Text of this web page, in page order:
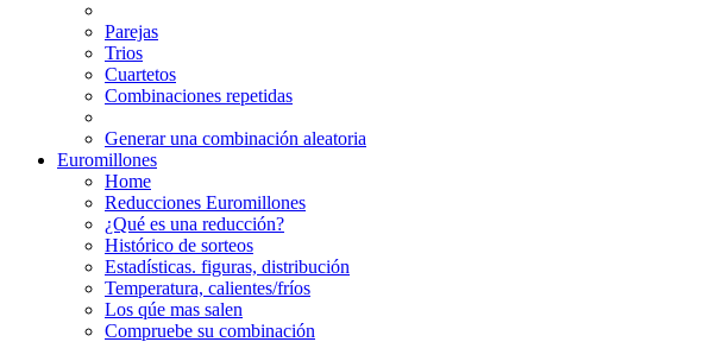
Parejas
Trios
Cuartetos
Combinaciones repetidas
Generar una combinación aleatoria
Euromillones
Home
Reducciones Euromillones
¿Qué es una reducción?
Histórico de sorteos
Estadísticas. figuras, distribución
Temperatura, calientes/fríos
Los qúe mas salen
Compruebe su combinación